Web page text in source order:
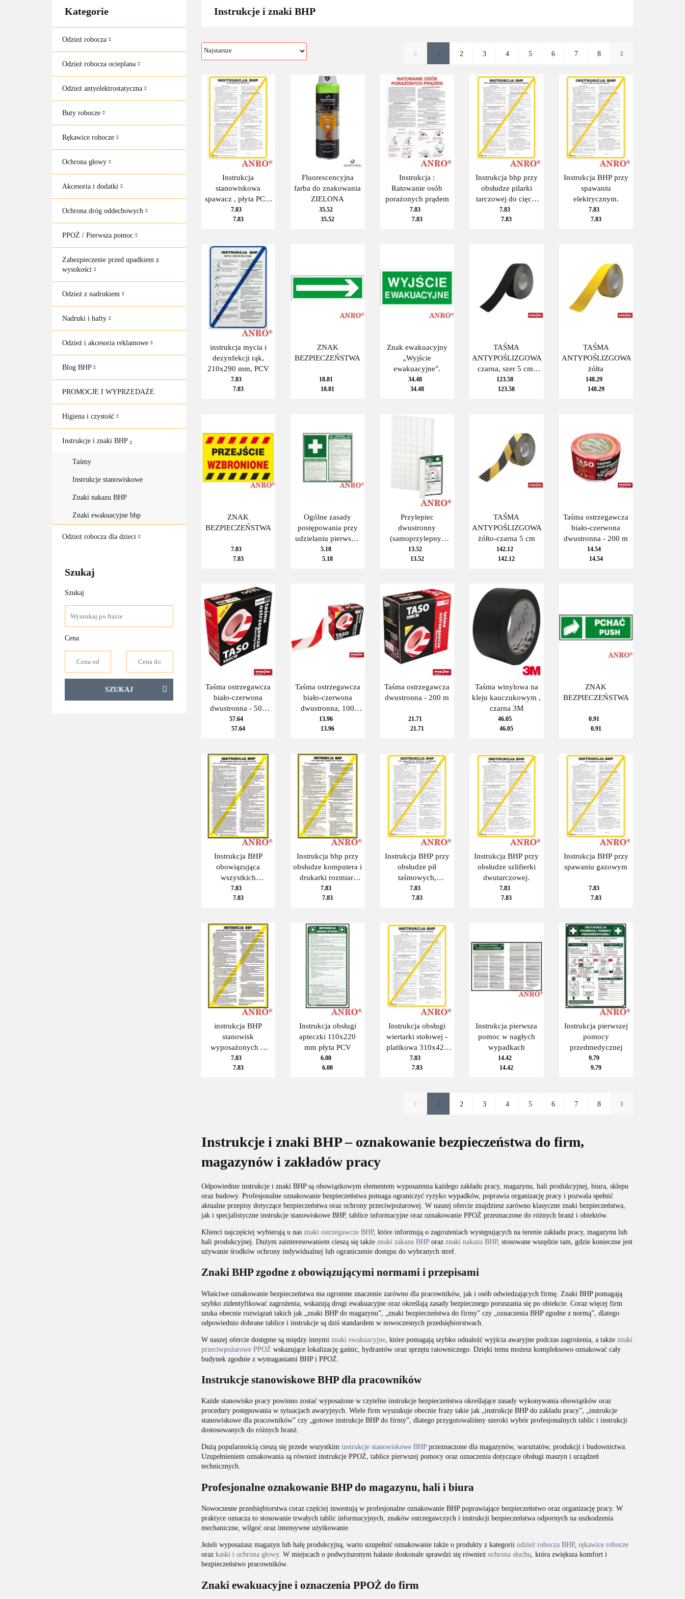
Kategorie
Odzież robocza
Odzież robocza ocieplana
Odzież antyelektrostatyczna
Buty robocze
Rękawice robocze
Ochrona głowy
Akcesoria i dodatki
Ochrona dróg oddechowych
PPOŻ / Pierwsza pomoc
Zabezpieczenie przed upadkiem z
wysokości
Odzież z nadrukiem
Nadruki i hafty
Odzież i akcesoria reklamowe
Blog BHP
PROMOCJE I WYPRZEDAŻE
Higiena i czystość
Instrukcje i znaki BHP
Taśmy
Instrukcje stanowiskowe
Znaki nakazu BHP
Znaki ewakuacyjne bhp
Odzież robocza dla dzieci
Szukaj
Szukaj
Cena
SZUKAJ
Instrukcje i znaki BHP
2 3 4 5 6 7 8
Instrukcja
stanowiskowa
spawacz , płyta PCV,
250x350 mm
7.83
7.83
Fluorescencyjna
farba do znakowania
ZIELONA
35.52
35.52
Instrukcja :
Ratowanie osób
porażonych prądem
7.83
7.83
Instrukcja bhp przy
obsłudze pilarki
tarczowej do cięcia
drewna
7.83
7.83
Instrukcja BHP przy
spawaniu
elektrycznym.
7.83
7.83
instrukcja mycia i
dezynfekcji rąk,
210x290 mm, PCV
7.83
7.83
ZNAK
BEZPIECZEŃSTWA
18.81
18.81
Znak ewakuacyjny
„Wyjście
ewakuacyjne".
34.48
34.48
TAŚMA
ANTYPOŚLIZGOWA
czarna, szer 5 cm,
dł.- 18 m
123.58
123.58
TAŚMA
ANTYPOŚLIZGOWA,
żółta
148.29
148.29
ZNAK
BEZPIECZEŃSTWA
7.83
7.83
Ogólne zasady
postępowania przy
udzielaniu pierwszej
pomocy
poszkodowanym w
5.18
5.18
Przylepiec
dwustronny
(samoprzylepny)
24x15 mm
13.52
13.52
TAŚMA
ANTYPOŚLIZGOWA
żółto-czarna 5 cm
142.12
142.12
Taśma ostrzegawcza
biało-czerwona
dwustronna - 200 m
14.54
14.54
Taśma ostrzegawcza
biało-czerwona
dwustronna - 500
metrów
57.64
57.64
Taśma ostrzegawcza
biało-czerwona
dwustronna, 100
metrów
13.96
13.96
Taśma ostrzegawcza
dwustronna - 200 m
21.71
21.71
Taśma winylowa na
kleju kauczukowym ,
czarna 3M
46.05
46.05
ZNAK
BEZPIECZEŃSTWA
0.91
0.91
Instrukcja BHP
obowiązująca
wszystkich
pracowników,
platikowa, do
7.83
7.83
Instrukcja bhp przy
obsłudze komputera i
drukarki rozmiar:
250x350, płyta PCV
7.83
7.83
Instrukcja BHP przy
obsłudze pił
taśmowych,
ramowych i
tarczowych do cięcia
7.83
7.83
Instrukcja BHP przy
obsłudze szlifierki
dwutarczowej.
7.83
7.83
Instrukcja BHP przy
spawaniu gazowym
7.83
7.83
instrukcja BHP
stanowisk
wyposażonych w
monitory ekranowe
7.83
7.83
Instrukcja obsługi
apteczki 110x220
mm płyta PCV
6.00
6.00
Instrukcja obsługi
wiertarki stołowej -
platikowa 310x420
mm
7.83
7.83
Instrukcja pierwsza
pomoc w nagłych
wypadkach
14.42
14.42
Instrukcja pierwszej
pomocy
przedmedycznej
9.79
9.79
2 3 4 5 6 7 8
Instrukcje i znaki BHP – oznakowanie bezpieczeństwa do firm,
magazynów i zakładów pracy
Odpowiednie instrukcje i znaki BHP są obowiązkowym elementem wyposażenia każdego zakładu pracy, magazynu, hali produkcyjnej, biura, sklepu
oraz budowy. Profesjonalne oznakowanie bezpieczeństwa pomaga ograniczyć ryzyko wypadków, poprawia organizację pracy i pozwala spełnić
aktualne przepisy dotyczące bezpieczeństwa oraz ochrony przeciwpożarowej. W naszej ofercie znajdziesz zarówno klasyczne znaki bezpieczeństwa,
jak i specjalistyczne instrukcje stanowiskowe BHP, tablice informacyjne oraz oznakowanie PPOŻ przeznaczone do różnych branż i obiektów.
Klienci najczęściej wybierają u nas znaki ostrzegawcze BHP, które informują o zagrożeniach występujących na terenie zakładu pracy, magazynu lub
hali produkcyjnej. Dużym zainteresowaniem cieszą się także znaki zakazu BHPoraz znaki nakazu BHP, stosowane wszędzie tam, gdzie konieczne jest
używanie środków ochrony indywidualnej lub ograniczenie dostępu do wybranych stref.
Znaki BHP zgodne z obowiązującymi normami i przepisami
Właściwe oznakowanie bezpieczeństwa ma ogromne znaczenie zarówno dla pracowników, jak i osób odwiedzających firmę. Znaki BHP pomagają
szybko zidentyfikować zagrożenia, wskazują drogi ewakuacyjne oraz określają zasady bezpiecznego poruszania się po obiekcie. Coraz więcej firm
szuka obecnie rozwiązań takich jak „znaki BHP do magazynu”, „znaki bezpieczeństwa do firmy” czy „oznaczenia BHP zgodne z normą”, dlatego
odpowiednio dobrane tablice i instrukcje są dziś standardem w nowoczesnych przedsiębiorstwach.
W naszej ofercie dostępne są między innymi znaki ewakuacyjne, które pomagają szybko odnaleźć wyjścia awaryjne podczas zagrożenia, a także znaki
przeciwpożarowe PPOŻ wskazujące lokalizację gaśnic, hydrantów oraz sprzętu ratowniczego. Dzięki temu możesz kompleksowo oznakować cały
budynek zgodnie z wymaganiami BHP i PPOŻ.
Instrukcje stanowiskowe BHP dla pracowników
Każde stanowisko pracy powinno zostać wyposażone w czytelne instrukcje bezpieczeństwa określające zasady wykonywania obowiązków oraz
procedury postępowania w sytuacjach awaryjnych. Wiele firm wyszukuje obecnie frazy takie jak „instrukcje BHP do zakładu pracy”, „instrukcje
stanowiskowe dla pracowników” czy „gotowe instrukcje BHP do firmy”, dlatego przygotowaliśmy szeroki wybór profesjonalnych tablic i instrukcji
dostosowanych do różnych branż.
Dużą popularnością cieszą się przede wszystkim instrukcje stanowiskowe BHPprzeznaczone dla magazynów, warsztatów, produkcji i budownictwa.
Uzupełnieniem oznakowania są również instrukcje PPOŻ, tablice pierwszej pomocy oraz oznaczenia dotyczące obsługi maszyn i urządzeń
technicznych.
Profesjonalne oznakowanie BHP do magazynu, hali i biura
Nowoczesne przedsiębiorstwa coraz częściej inwestują w profesjonalne oznakowanie BHP poprawiające bezpieczeństwo oraz organizację pracy. W
praktyce oznacza to stosowanie trwałych tablic informacyjnych, znaków ostrzegawczych i instrukcji bezpieczeństwa odpornych na uszkodzenia
mechaniczne, wilgoć oraz intensywne użytkowanie.
Jeżeli wyposażasz magazyn lub halę produkcyjną, warto uzupełnić oznakowanie także o produkty z kategorii odzież robocza BHP, rękawice robocze
oraz kaski i ochrona głowy. W miejscach o podwyższonym hałasie doskonale sprawdzi się również ochrona słuchu, która zwiększa komfort i
bezpieczeństwo pracowników.
Znaki ewakuacyjne i oznaczenia PPOŻ do firm